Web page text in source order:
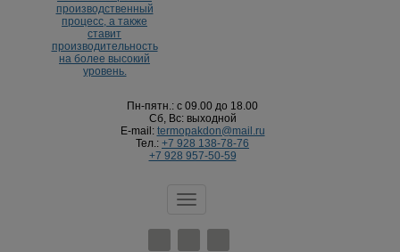
Пн-пятн.: с 09.00 до 18.00
Сб, Вс: выходной
E-mail: termopakdon@mail.ru
Тел.: +7 928 138-78-76
+7 928 957-50-59
Меню